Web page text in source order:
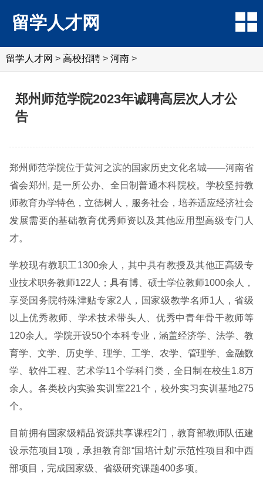
留学人才网
留学人才网 > 高校招聘 > 河南 >
郑州师范学院2023年诚聘高层次人才公
告
郑州师范学院位于黄河之滨的国家历史文化名城——河南省
省会郑州, 是一所公办、全日制普通本科院校。学校坚持教
师教育办学特色，立德树人，服务社会，培养适应经济社会
发展需要的基础教育优秀师资以及其他应用型高级专门人
才。
学校现有教职工1300余人，其中具有教授及其他正高级专
业技术职务教师122人；具有博、硕士学位教师1000余人，
享受国务院特殊津贴专家2人，国家级教学名师1人，省级
以上优秀教师、学术技术带头人、优秀中青年骨干教师等
120余人。学院开设50个本科专业，涵盖经济学、法学、教
育学、文学、历史学、理学、工学、农学、管理学、金融数
学、软件工程、艺术学11个学科门类，全日制在校生1.8万
余人。各类校内实验实训室221个，校外实习实训基地275
个。
目前拥有国家级精品资源共享课程2门，教育部教师队伍建
设示范项目1项，承担教育部“国培计划”示范性项目和中西
部项目，完成国家级、省级研究课题400多项。